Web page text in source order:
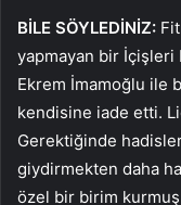
BİLE SÖYLEDİNİZ:
yapmayan bir İçişleri
Ekrem İmamoğlu ile
kendisine iade etti.
Gerektiğinde
giydirmekten daha
özel bir birim